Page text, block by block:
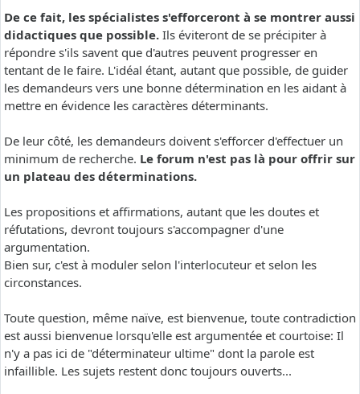
De ce fait, les spécialistes s'efforceront à se montrer aussi
didactiques que possible. Ils éviteront de se précipiter à
répondre s'ils savent que d'autres peuvent progresser en
tentant de le faire. L'idéal étant, autant que possible, de guider
les demandeurs vers une bonne détermination en les aidant à
mettre en évidence les caractères déterminants.
De leur côté, les demandeurs doivent s'efforcer d'effectuer un
minimum de recherche. Le forum n'est pas là pour offrir sur
un plateau des déterminations.
Les propositions et affirmations, autant que les doutes et
réfutations, devront toujours s'accompagner d'une
argumentation.
Bien sur, c'est à moduler selon l'interlocuteur et selon les
circonstances.
Toute question, même naïve, est bienvenue, toute contradiction
est aussi bienvenue lorsqu'elle est argumentée et courtoise: Il
n'y a pas ici de "déterminateur ultime" dont la parole est
infaillible. Les sujets restent donc toujours ouverts...